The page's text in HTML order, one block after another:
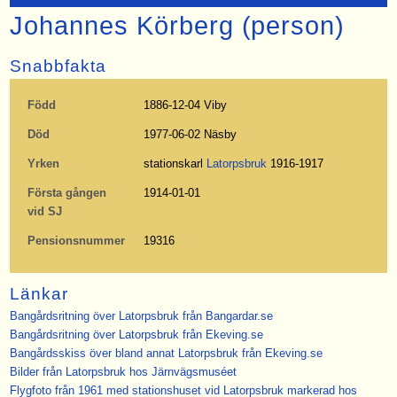
Johannes Körberg (person)
Snabbfakta
Född 1886-12-04 Viby
Död 1977-06-02 Näsby
Yrken stationskarl Latorpsbruk 1916-1917
Första gången
vid SJ
1914-01-01
Pensionsnummer 19316
Länkar
Bangårdsritning över Latorpsbruk från Bangardar.se
Bangårdsritning över Latorpsbruk från Ekeving.se
Bangårdsskiss över bland annat Latorpsbruk från Ekeving.se
Bilder från Latorpsbruk hos Järnvägsmuséet
Flygfoto från 1961 med stationshuset vid Latorpsbruk markerad hos